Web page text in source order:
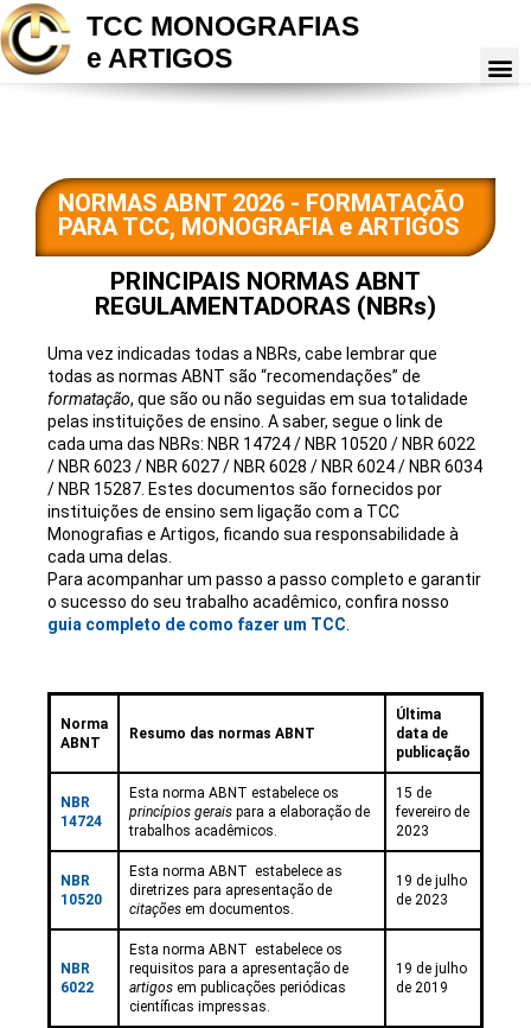
TCC MONOGRAFIAS
e ARTIGOS
NORMAS ABNT 2026 - FORMATAÇÃO
PARA TCC, MONOGRAFIA e ARTIGOS
PRINCIPAIS NORMAS ABNT
REGULAMENTADORAS (NBRs)
Uma vez indicadas todas a NBRs, cabe lembrar que
todas as normas ABNT são “recomendações” de
formatação, que são ou não seguidas em sua totalidade
pelas instituições de ensino. A saber, segue o link de
cada uma das NBRs: NBR 14724/NBR 10520 /NBR 6022
/NBR 6023 /NBR 6027/NBR 6028 /NBR 6024/NBR 6034
/NBR 15287. Estes documentos são fornecidos por
instituições de ensino sem ligação com a TCC
Monografias e Artigos, ficando sua responsabilidade à
cada uma delas.
Para acompanhar um passo a passo completo e garantir
o sucesso do seu trabalho acadêmico, confira nosso
guia completo de como fazer um TCC
Norma
ABNT
Resumo das normas ABNT
Última
data de
publicação
NBR
14724
Esta norma ABNT estabelece os
princípios gerais para a elaboração de
trabalhos acadêmicos.
15 de
fevereiro de
2023
NBR
10520
Esta norma ABNT estabelece as
diretrizes para apresentação de
citações em documentos.
19 de julho
de 2023
NBR
6022
Esta norma ABNT estabelece os
requisitos para a apresentação de
artigos em publicações periódicas
científicas impressas.
19 de julho
de 2019